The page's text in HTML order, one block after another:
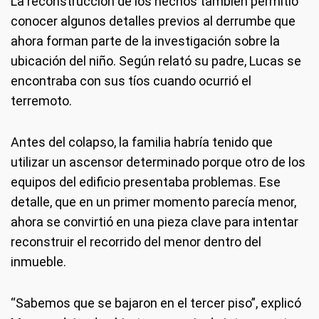
conocer algunos detalles previos al derrumbe que
ahora forman parte de la investigación sobre la
ubicación del niño. Según relató su padre, Lucas se
encontraba con sus tíos cuando ocurrió el
terremoto.
Antes del colapso, la familia habría tenido que
utilizar un ascensor determinado porque otro de los
equipos del edificio presentaba problemas. Ese
detalle, que en un primer momento parecía menor,
ahora se convirtió en una pieza clave para intentar
reconstruir el recorrido del menor dentro del
inmueble.
“Sabemos que se bajaron en el tercer piso”, explicó